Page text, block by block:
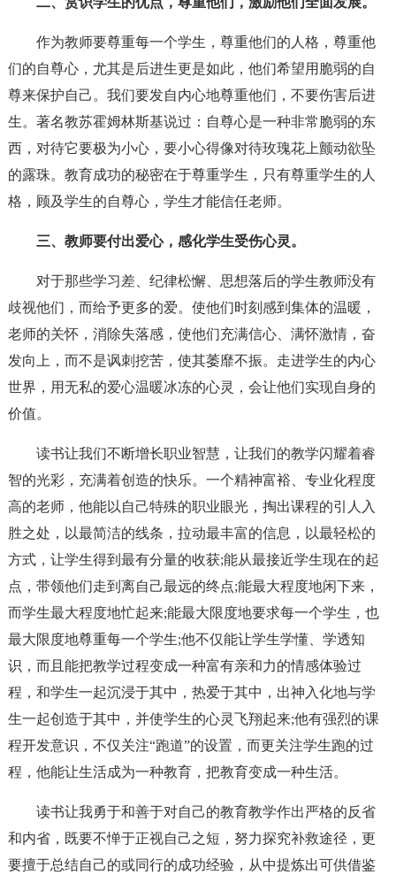
作为教师要尊重每一个学生，尊重他们的人格，尊重他
们的自尊心，尤其是后进生更是如此，他们希望用脆弱的自
尊来保护自己。我们要发自内心地尊重他们，不要伤害后进
生。著名教苏霍姆林斯基说过：自尊心是一种非常脆弱的东
西，对待它要极为小心，要小心得像对待玫瑰花上颤动欲坠
的露珠。教育成功的秘密在于尊重学生，只有尊重学生的人
格，顾及学生的自尊心，学生才能信任老师。
三、教师要付出爱心，感化学生受伤心灵。
对于那些学习差、纪律松懈、思想落后的学生教师没有
歧视他们，而给予更多的爱。使他们时刻感到集体的温暖，
老师的关怀，消除失落感，使他们充满信心、满怀激情，奋
发向上，而不是讽刺挖苦，使其萎靡不振。走进学生的内心
世界，用无私的爱心温暖冰冻的心灵，会让他们实现自身的
价值。
读书让我们不断增长职业智慧，让我们的教学闪耀着睿
智的光彩，充满着创造的快乐。一个精神富裕、专业化程度
高的老师，他能以自己特殊的职业眼光，掏出课程的引人入
胜之处，以最简洁的线条，拉动最丰富的信息，以最轻松的
方式，让学生得到最有分量的收获;能从最接近学生现在的起
点，带领他们走到离自己最远的终点;能最大程度地闲下来，
而学生最大程度地忙起来;能最大限度地要求每一个学生，也
最大限度地尊重每一个学生;他不仅能让学生学懂、学透知
识，而且能把教学过程变成一种富有亲和力的情感体验过
程，和学生一起沉浸于其中，热爱于其中，出神入化地与学
生一起创造于其中，并使学生的心灵飞翔起来;他有强烈的课
程开发意识，不仅关注“跑道”的设置，而更关注学生跑的过
程，他能让生活成为一种教育，把教育变成一种生活。
读书让我勇于和善于对自己的教育教学作出严格的反省
和内省，既要不惮于正视自己之短，努力探究补救途径，更
要擅于总结自己的或同行的成功经验，从中提炼出可供借鉴